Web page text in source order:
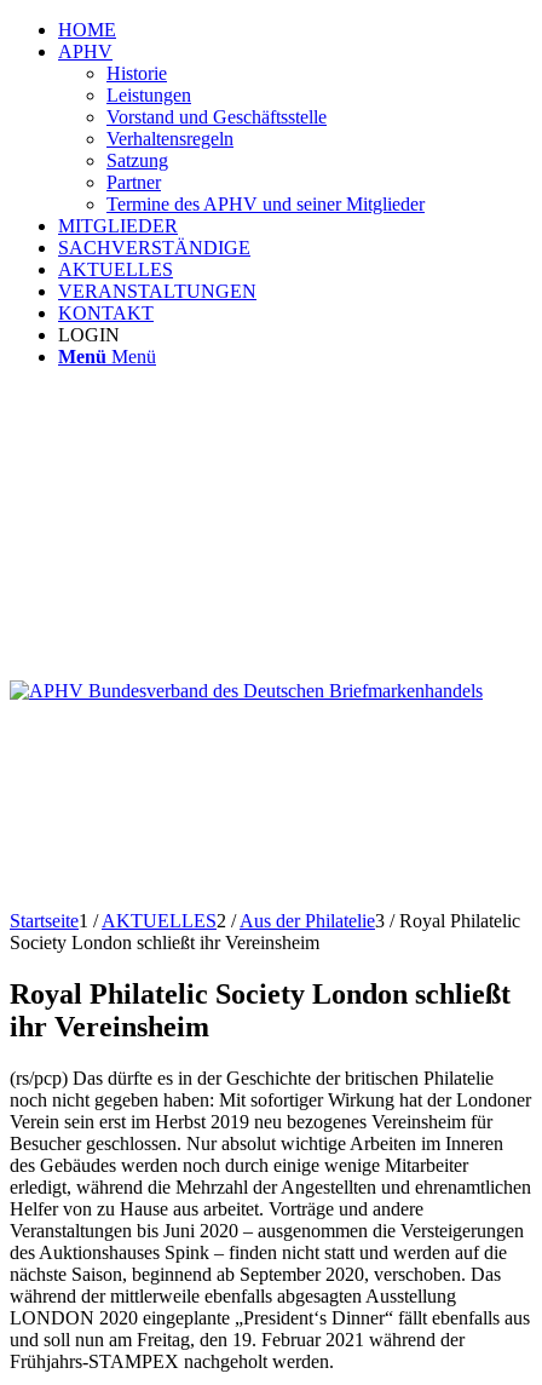
HOME
APHV
Historie
Leistungen
Vorstand und Geschäftsstelle
Verhaltensregeln
Satzung
Partner
Termine des APHV und seiner Mitglieder
MITGLIEDER
SACHVERSTÄNDIGE
AKTUELLES
VERANSTALTUNGEN
KONTAKT
LOGIN
Menü Menü
Startseite1 / AKTUELLES2 / Aus der Philatelie3 / Royal Philatelic
Society London schließt ihr Vereinsheim
Royal Philatelic Society London schließt
ihr Vereinsheim
(rs/pcp) Das dürfte es in der Geschichte der britischen Philatelie
noch nicht gegeben haben: Mit sofortiger Wirkung hat der Londoner
Verein sein erst im Herbst 2019 neu bezogenes Vereinsheim für
Besucher geschlossen. Nur absolut wichtige Arbeiten im Inneren
des Gebäudes werden noch durch einige wenige Mitarbeiter
erledigt, während die Mehrzahl der Angestellten und ehrenamtlichen
Helfer von zu Hause aus arbeitet. Vorträge und andere
Veranstaltungen bis Juni 2020 – ausgenommen die Versteigerungen
des Auktionshauses Spink – finden nicht statt und werden auf die
nächste Saison, beginnend ab September 2020, verschoben. Das
während der mittlerweile ebenfalls abgesagten Ausstellung
LONDON 2020 eingeplante „President‘s Dinner“ fällt ebenfalls aus
und soll nun am Freitag, den 19. Februar 2021 während der
Frühjahrs-STAMPEX nachgeholt werden.